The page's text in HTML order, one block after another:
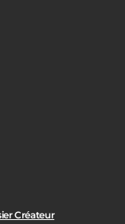
Créateur